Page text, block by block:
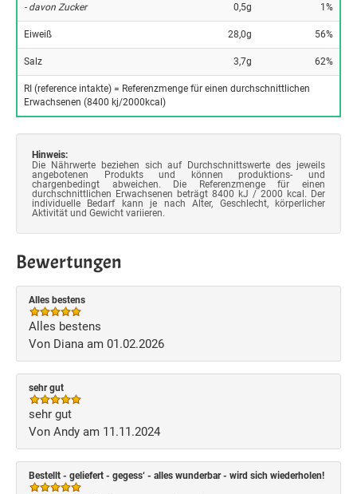
- davon Zucker
0,5g
1%
Eiweiß 28,0g 56%
Salz 3,7g 62%
RI (reference intakte) = Referenzmenge für einen durchschnittlichen
Erwachsenen (8400 kj/2000kcal)
Hinweis:
Die Nährwerte beziehen sich auf Durchschnittswerte des jeweils
angebotenen Produkts und können produktions- und
chargenbedingt abweichen. Die Referenzmenge für einen
durchschnittlichen Erwachsenen beträgt 8400 kJ / 2000 kcal. Der
individuelle Bedarf kann je nach Alter, Geschlecht, körperlicher
Aktivität und Gewicht variieren.
Bewertungen
Alles bestens
Alles bestens
Von Diana am 01.02.2026
sehr gut
sehr gut
Von Andy am 11.11.2024
Bestellt - geliefert - gegess‘ - alles wunderbar - wird sich wiederholen!